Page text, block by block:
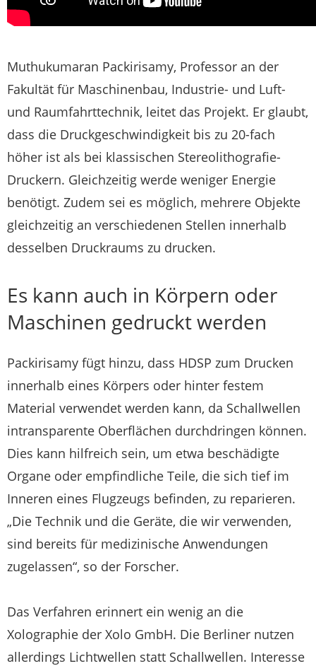
Muthukumaran Packirisamy, Professor an der
Fakultät für Maschinenbau, Industrie- und Luft-
und Raumfahrttechnik, leitet das Projekt. Er glaubt,
dass die Druckgeschwindigkeit bis zu 20-fach
höher ist als bei klassischen Stereolithografie-
Druckern. Gleichzeitig werde weniger Energie
benötigt. Zudem sei es möglich, mehrere Objekte
gleichzeitig an verschiedenen Stellen innerhalb
desselben Druckraums zu drucken.
Es kann auch in Körpern oder
Maschinen gedruckt werden
Packirisamy fügt hinzu, dass HDSP zum Drucken
innerhalb eines Körpers oder hinter festem
Material verwendet werden kann, da Schallwellen
intransparente Oberflächen durchdringen können.
Dies kann hilfreich sein, um etwa beschädigte
Organe oder empfindliche Teile, die sich tief im
Inneren eines Flugzeugs befinden, zu reparieren.
„Die Technik und die Geräte, die wir verwenden,
sind bereits für medizinische Anwendungen
zugelassen“, so der Forscher.
Das Verfahren erinnert ein wenig an die
Xolographie der Xolo GmbH. Die Berliner nutzen
allerdings Lichtwellen statt Schallwellen. Interesse